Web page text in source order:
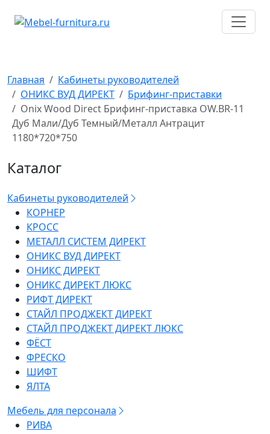
Главная
Кабинеты руководителей
ОНИКС ВУД ДИРЕКТ
Брифинг-приставки
Onix Wood Direct Брифинг-приставка OW.BR-11
Дуб Мали/Дуб Темный/Металл Антрацит
1180*720*750
Каталог
Кабинеты руководителей
КОРНЕР
КРОСС
МЕТАЛЛ СИСТЕМ ДИРЕКТ
ОНИКС ВУД ДИРЕКТ
ОНИКС ДИРЕКТ
ОНИКС ДИРЕКТ ЛЮКС
РИФТ ДИРЕКТ
СТАЙЛ ПРОДЖЕКТ ДИРЕКТ
СТАЙЛ ПРОДЖЕКТ ДИРЕКТ ЛЮКС
ФЁСТ
ФРЕСКО
ШИФТ
ЯЛТА
Мебель для персонала
РИВА